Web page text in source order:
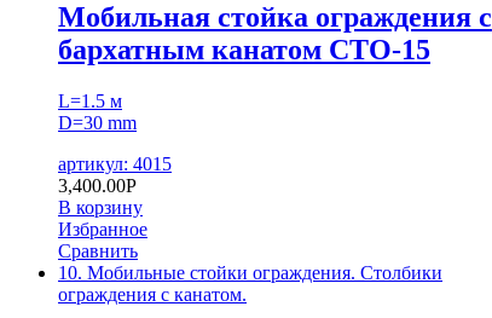
Мобильная стойка ограждения с
бархатным канатом СТО-15
L=1.5 м
D=30 mm
артикул: 4015
3,400.00Р
В корзину
Избранное
Сравнить
10. Мобильные стойки ограждения. Столбики
ограждения с канатом.